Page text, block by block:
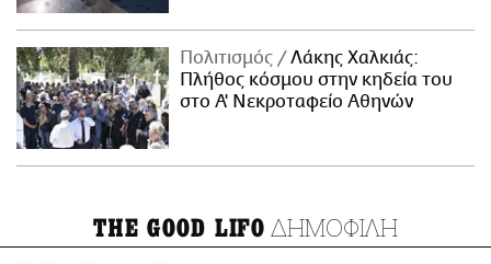
Πολιτισμός
Λάκης Χαλκιάς:
Πλήθος κόσμου στην κηδεία του
στο Α' Νεκροταφείο Αθηνών
THE GOOD LIFO ΔΗΜΟΦΙΛΗ